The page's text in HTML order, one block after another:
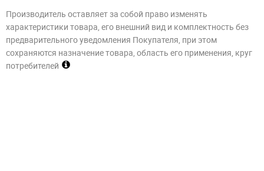
Производитель оставляет за собой право изменять
характеристики товара, его внешний вид и комплектность без
предварительного уведомления Покупателя, при этом
сохраняются назначение товара, область его применения, круг
потребителей